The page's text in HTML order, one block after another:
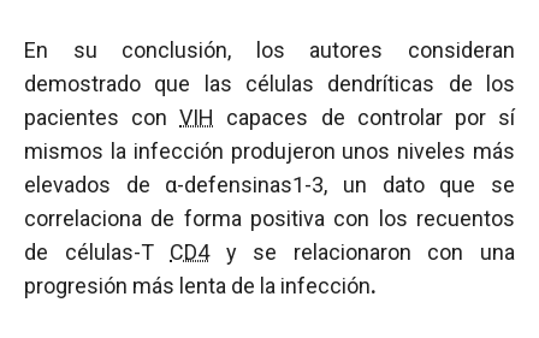
En su conclusión, los autores consideran
demostrado que las células dendríticas de los
pacientes conVIH
capaces de controlar por sí
mismos la infección produjeron unos niveles más
elevados de α-defensinas1-3, un dato que se
correlaciona de forma positiva con los recuentos
de células-T CD4y se relacionaron con una
progresión más lenta de la infección.